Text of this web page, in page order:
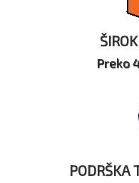
Preko
PODRŠKA